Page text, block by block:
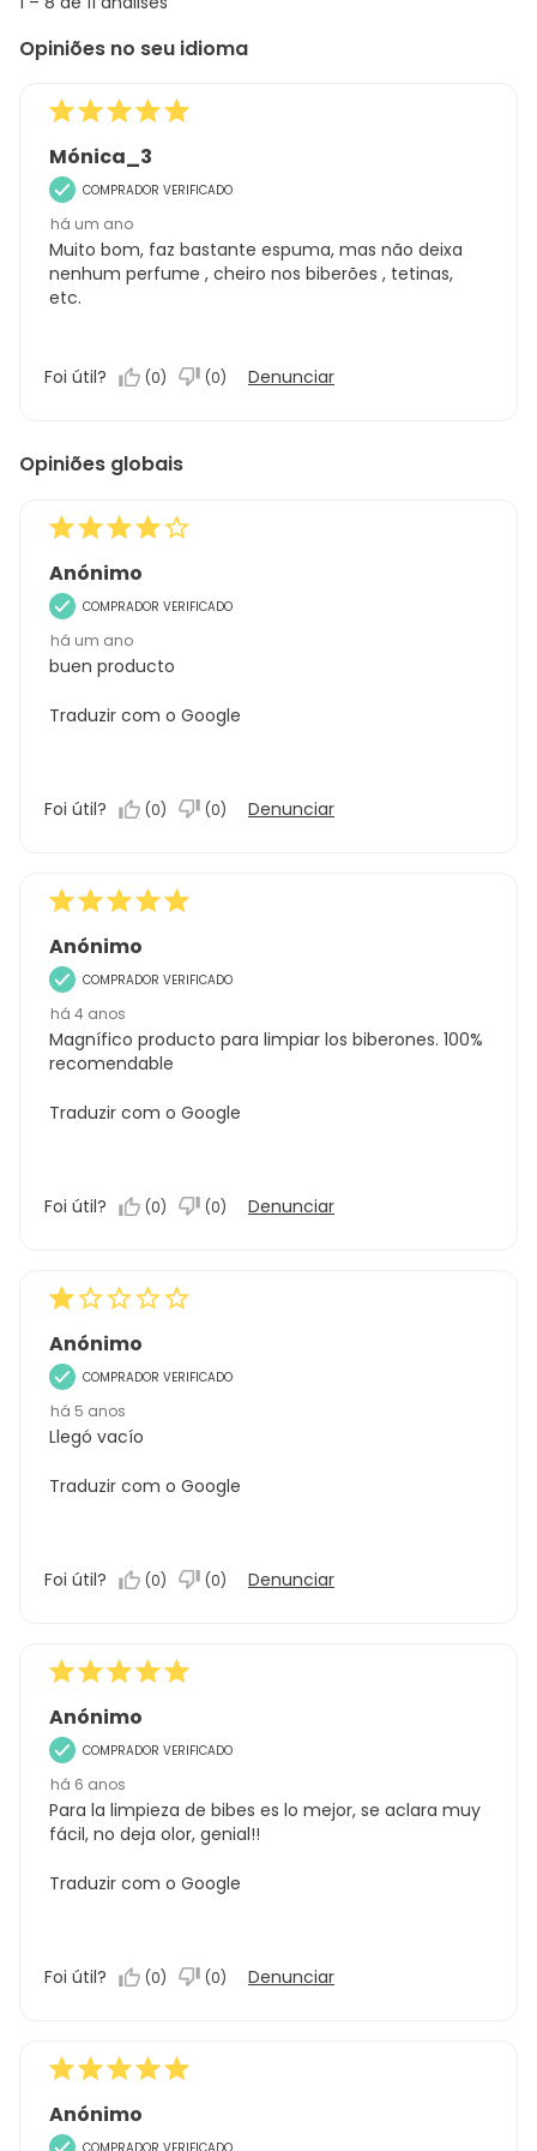
8
análises
Opiniões no seu idioma
Mónica_3
COMPRADOR VERIFICADO
há um ano
Muito bom, faz bastante espuma, mas não deixa
nenhum perfume , cheiro nos biberões , tetinas,
etc.
Foi útil? (0) (0) Denunciar
Opiniões globais
Anónimo
COMPRADOR VERIFICADO
há um ano
buen producto
Traduzir com o Google
Foi útil? (0) (0) Denunciar
Anónimo
COMPRADOR VERIFICADO
há 4 anos
Magnífico producto para limpiar los biberones. 100%
recomendable
Traduzir com o Google
Foi útil? (0) (0) Denunciar
Anónimo
COMPRADOR VERIFICADO
há 5 anos
Llegó vacío
Traduzir com o Google
Foi útil? (0) (0) Denunciar
Anónimo
COMPRADOR VERIFICADO
há 6 anos
Para la limpieza de bibes es lo mejor, se aclara muy
fácil, no deja olor, genial!!
Traduzir com o Google
Foi útil? (0) (0) Denunciar
Anónimo